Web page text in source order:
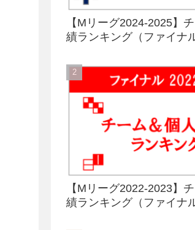
【Mリーグ2024-2025】
績ランキング（ファイナ
【Mリーグ2022-2023】
績ランキング（ファイナ